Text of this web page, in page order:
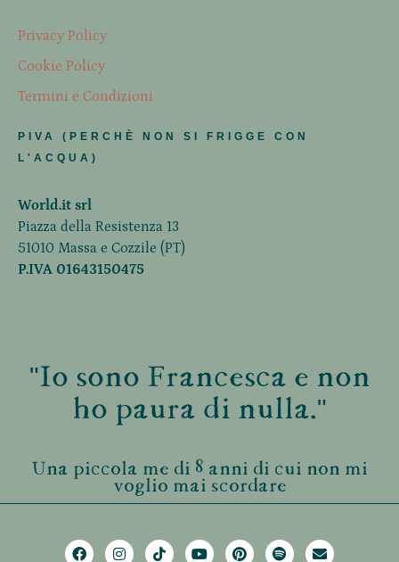
Privacy Policy
Cookie Policy
Termini e Condizioni
PIVA (PERCHÈ NON SI FRIGGE CON
L'ACQUA)
World.it srl
Piazza della Resistenza 13
51010 Massa e Cozzile (PT)
P.IVA 01643150475
"Io sono Francesca e non
ho paura di nulla."
Una piccola me di 8 anni di cui non mi
voglio mai scordare